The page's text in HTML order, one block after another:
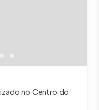
no Centro do